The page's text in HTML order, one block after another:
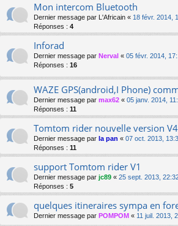
Mon intercom Bluetooth
Dernier message par L'Africain « 18 févr. 2014,
Réponses : 4
Inforad
Dernier message par Nerval « 05 févr. 2014,
Réponses : 16
WAZE GPS(android,I Phone)
Dernier message par max62 « 05 janv. 2014,
Réponses : 11
Tomtom rider nouvelle version V4
Dernier message par la pan « 07 oct. 2013,
Réponses : 11
support Tomtom rider V1
Dernier message par jc89 « 25 sept. 2013,
Réponses : 5
quelques itineraires sympa en
Dernier message par POMPOM « 11 juil. 2013,